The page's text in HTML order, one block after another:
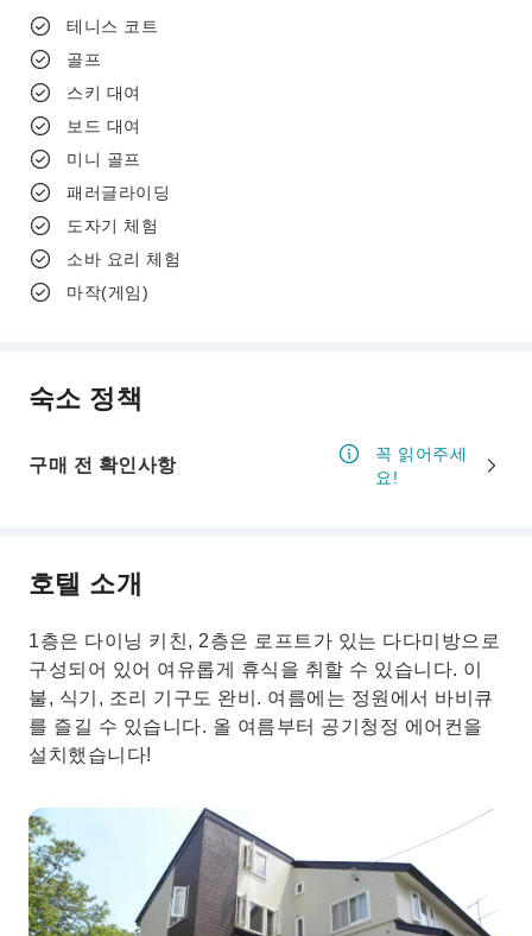
테니스 코트
골프
스키 대여
보드 대여
미니 골프
패러글라이딩
도자기 체험
소바 요리 체험
마작(게임)
숙소 정책
구매 전 확인사항
꼭 읽어주세
요!
호텔 소개
1층은 다이닝 키친, 2층은 로프트가 있는 다다미방으로
구성되어 있어 여유롭게 휴식을 취할 수 있습니다. 이
불, 식기, 조리 기구도 완비. 여름에는 정원에서 바비큐
를 즐길 수 있습니다. 올 여름부터 공기청정 에어컨을
설치했습니다!